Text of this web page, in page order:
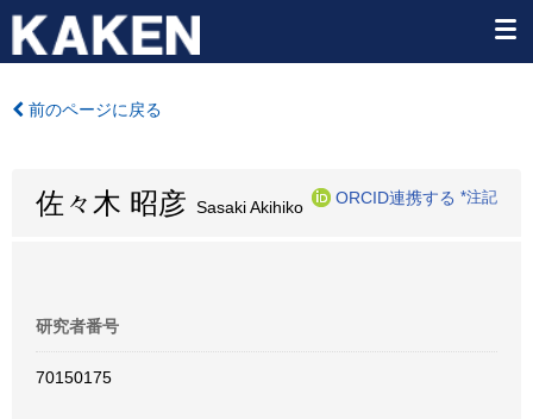
前のページに戻る
佐々木 昭彦 Sasaki Akihiko
ORCID連携する *注記
研究者番号
70150175